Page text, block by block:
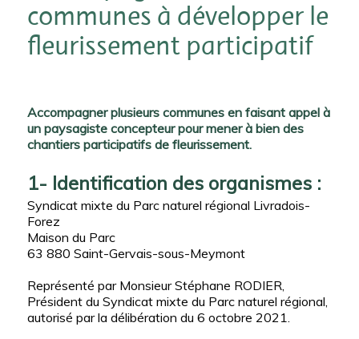
communes à développer le
fleurissement participatif
Accompagner plusieurs communes en faisant appel à
un paysagiste concepteur pour mener à bien des
chantiers participatifs de fleurissement.
1- Identification des organismes :
Syndicat mixte du Parc naturel régional Livradois-
Forez
Maison du Parc
63 880 Saint-Gervais-sous-Meymont
Représenté par Monsieur Stéphane RODIER,
Président du Syndicat mixte du Parc naturel régional,
autorisé par la délibération du 6 octobre 2021.